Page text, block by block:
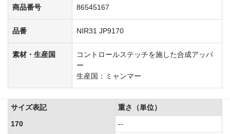
商品番号 86545167
品番 NIR31 JP9170
素材・生産国
コントロールステッチを施した合成アッパ
ー
生産国：ミャンマー
サイズ表記
重さ（単位）
170
--